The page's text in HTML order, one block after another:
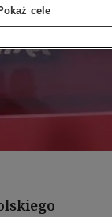
cele